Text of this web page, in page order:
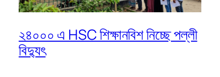
২৪০০০ এ HSC শিক্ষানবিশ নিচ্ছে পল্লী
বিদ্যুৎ